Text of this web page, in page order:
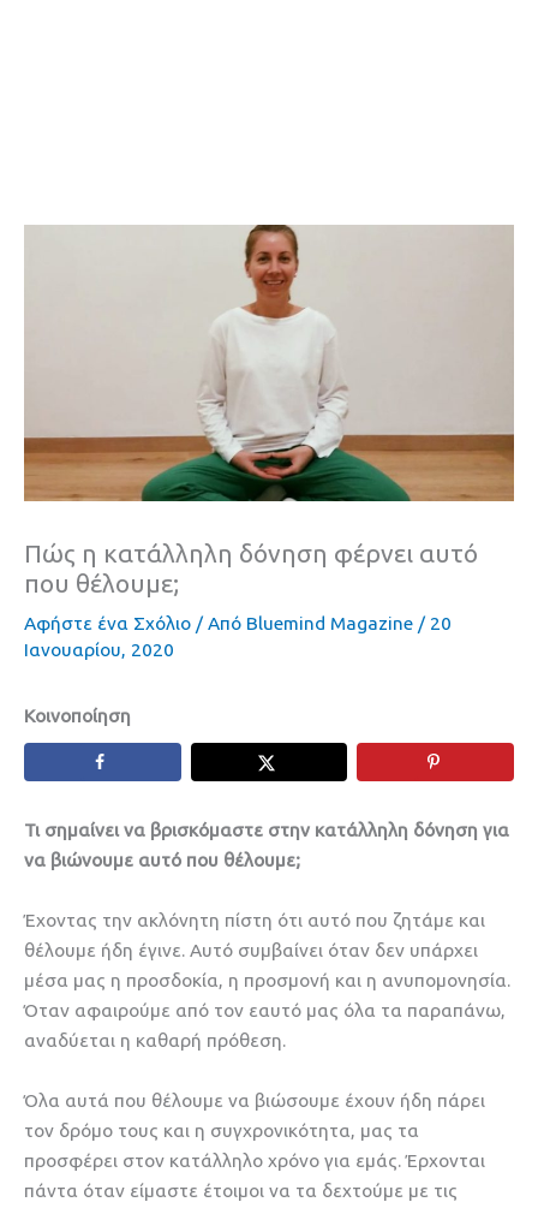
Πώς η κατάλληλη δόνηση φέρνει αυτό
που θέλουμε;
Αφήστε ένα Σχόλιο / Από Bluemind Magazine / 20
Ιανουαρίου, 2020
Κοινοποίηση
Τι σημαίνει να βρισκόμαστε στην κατάλληλη δόνηση για
να βιώνουμε αυτό που θέλουμε;
Έχοντας την ακλόνητη πίστη ότι αυτό που ζητάμε και
θέλουμε ήδη έγινε. Αυτό συμβαίνει όταν δεν υπάρχει
μέσα μας η προσδοκία, η προσμονή και η ανυπομονησία.
Όταν αφαιρούμε από τον εαυτό μας όλα τα παραπάνω,
αναδύεται η καθαρή πρόθεση.
Όλα αυτά που θέλουμε να βιώσουμε έχουν ήδη πάρει
τον δρόμο τους και η συγχρονικότητα, μας τα
προσφέρει στον κατάλληλο χρόνο για εμάς. Έρχονται
πάντα όταν είμαστε έτοιμοι να τα δεχτούμε με τις